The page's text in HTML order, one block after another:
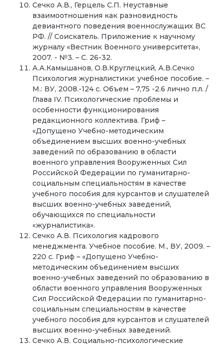
Сечко А.В., Герцель С.П. Неуставные
взаимоотношения как разновидность
девиантного поведения военнослужащих ВС
РФ. // Соискатель. Приложение к научному
журналу «Вестник Военного университета»,
2007. - №3. – С. 26-32.
А.А.Камышанов, О.В.Круглецкий, А.В.Сечко
Психология журналистики: учебное пособие. –
М.: ВУ, 2008.-124 с. Объем – 7,75 -2.6 лично п.л. /
Глава IV. Психологические проблемы и
особенности функционирования
редакционного коллектива. Гриф –
«Допущено Учебно-методическим
объединением высших военно-учебных
заведений по образованию в области
военного управления Вооруженных Сил
Российской Федерации по гуманитарно-
социальным специальностям в качестве
учебного пособия для курсантов и слушателей
высших военно-учебных заведений,
обучающихся по специальности
«журналистика».
Сечко А.В. Психология кадрового
менеджмента. Учебное пособие. М., ВУ, 2009. –
220 c. Гриф – «Допущено Учебно-
методическим объединением высших
военно-учебных заведений по образованию в
области военного управления Вооруженных
Сил Российской Федерации по гуманитарно-
социальным специальностям в качестве
учебного пособия для курсантов и слушателей
высших военно-учебных заведений.
Сечко А.В. Социально-психологические